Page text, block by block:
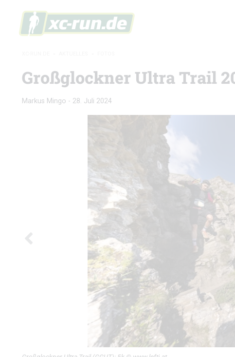
Großglockner Ultra Trail
Markus Mingo - 28. Juli 2024